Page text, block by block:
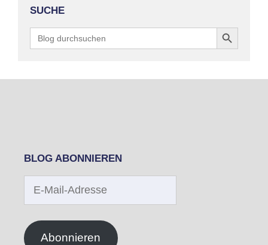
SUCHE
for:
Search Button
BLOG ABONNIEREN
Abonnieren